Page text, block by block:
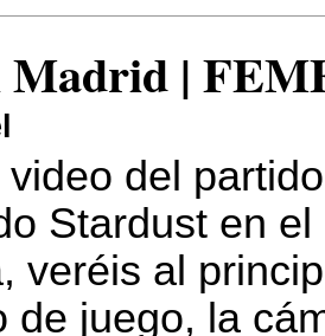
Madrid |
del
Stardust en
veréis al
de juego, la